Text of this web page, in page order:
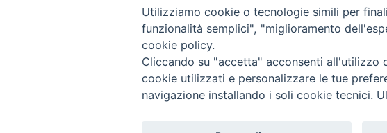
Dove siamo
Via Lorenzo Da Ponte, 116
31029 Vittorio Veneto (Treviso)
Tel.
Utilizziamo cookie o tecnologie simili per
funzionalità semplici", "miglioramento
cookie policy.
Cliccando su "accetta" acconsenti all'utilizzo
cookie utilizzati e personalizzare le tue
navigazione installando i soli cookie tecnici.